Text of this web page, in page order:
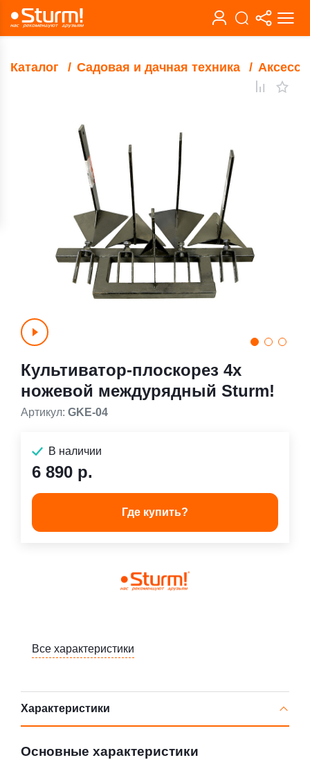
Каталог Садовая и дачная техника
Культиватор-плоскорез 4х
ножевой междурядный Sturm!
Артикул: GKE-04
В наличии
6 890 р.
Где купить?
Все характеристики
Характеристики
Основные характеристики